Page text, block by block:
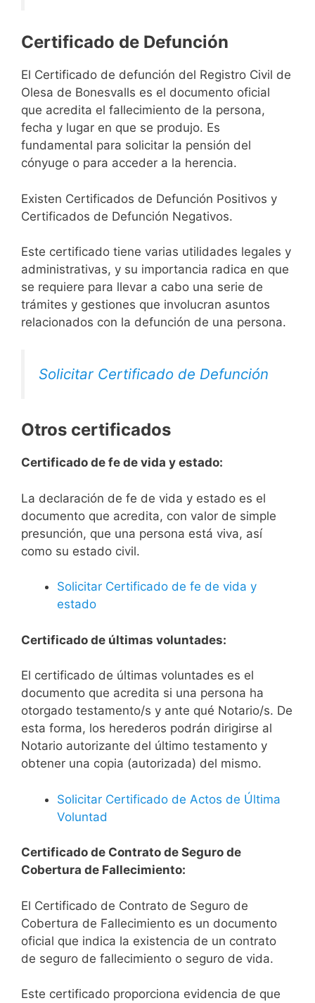
Certificado de Defunción
El Certificado de defunción del Registro Civil de
Olesa de Bonesvalls es el documento oficial
que acredita el fallecimiento de la persona,
fecha y lugar en que se produjo. Es
fundamental para solicitar la pensión del
cónyuge o para acceder a la herencia.
Existen Certificados de Defunción Positivos y
Certificados de Defunción Negativos.
Este certificado tiene varias utilidades legales y
administrativas, y su importancia radica en que
se requiere para llevar a cabo una serie de
trámites y gestiones que involucran asuntos
relacionados con la defunción de una persona.
Solicitar Certificado de Defunción
Otros certificados
Certificado de fe de vida y estado:
La declaración de fe de vida y estado es el
documento que acredita, con valor de simple
presunción, que una persona está viva, así
como su estado civil.
Solicitar Certificado de fe de vida y
estado
Certificado de últimas voluntades:
El certificado de últimas voluntades es el
documento que acredita si una persona ha
otorgado testamento/s y ante qué Notario/s. De
esta forma, los herederos podrán dirigirse al
Notario autorizante del último testamento y
obtener una copia (autorizada) del mismo.
Solicitar Certificado de Actos de Última
Voluntad
Certificado de Contrato de Seguro de
Cobertura de Fallecimiento:
El Certificado de Contrato de Seguro de
Cobertura de Fallecimiento es un documento
oficial que indica la existencia de un contrato
de seguro de fallecimiento o seguro de vida.
Este certificado proporciona evidencia de que